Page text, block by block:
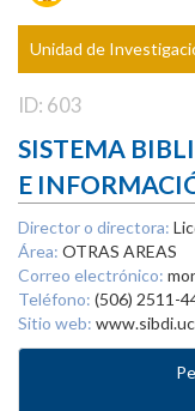
Unidad de
ID: 603
SISTEMA
E
Director o directora:
Área: OTRAS AREAS
Correo electrónico:
Teléfono: (506) 2511-
Sitio web: